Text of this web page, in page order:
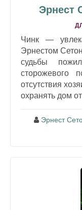
Эрнест
Чинк —
Эрнестом
судьбы
сторожевого
отсутствия
охранять дом
Эрнест